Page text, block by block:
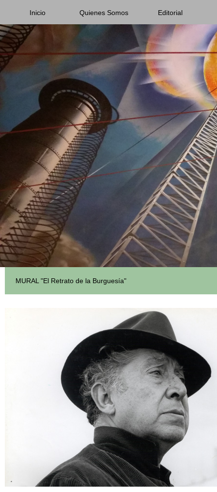
Inicio Quienes Somos Editorial
MURAL "El Retrato de la Burguesía"